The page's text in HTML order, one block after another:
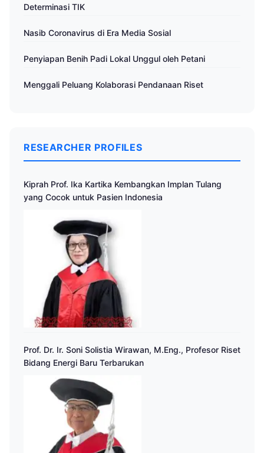
Determinasi TIK
Nasib Coronavirus di Era Media Sosial
Penyiapan Benih Padi Lokal Unggul oleh Petani
Menggali Peluang Kolaborasi Pendanaan Riset
RESEARCHER PROFILES
Kiprah Prof. Ika Kartika Kembangkan Implan Tulang
yang Cocok untuk Pasien Indonesia
Prof. Dr. Ir. Soni Solistia Wirawan, M.Eng., Profesor Riset
Bidang Energi Baru Terbarukan